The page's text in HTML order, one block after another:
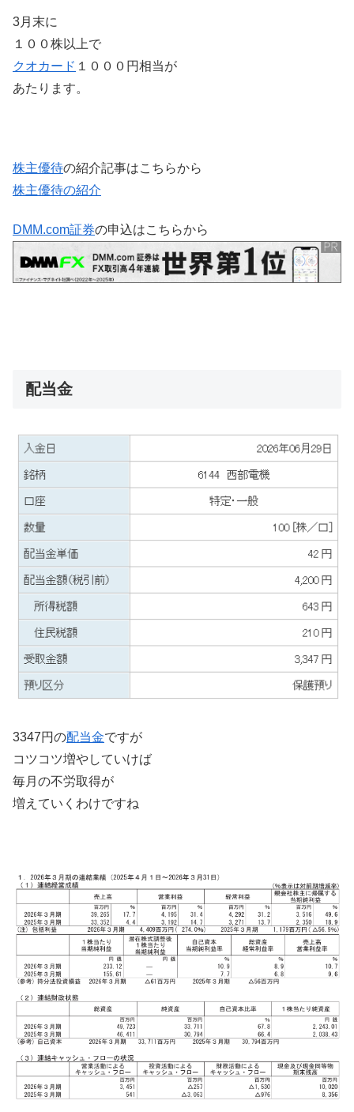
3月末に
１００株以上で
クオカード １０００円相当が
あたります。
株主優待の紹介記事はこちらから
株主優待の紹介
DMM.com証券の申込はこちらから
配当金
3347円の配当金ですが
コツコツ増やしていけば
毎月の不労取得が
増えていくわけですね